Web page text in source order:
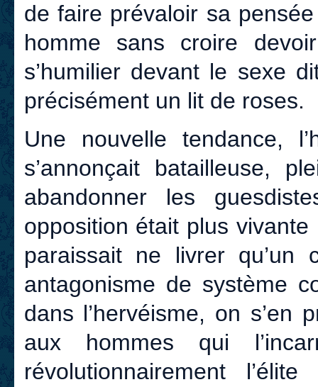
de faire prévaloir sa
homme sans croire
s’humilier devant le sexe
précisément un lit de roses.
Une nouvelle tendance,
s’annonçait batailleuse,
abandonner les
opposition était plus
paraissait ne livrer qu’un
antagonisme de système
dans l’hervéisme, on s’en
aux hommes qui
révolutionnairement